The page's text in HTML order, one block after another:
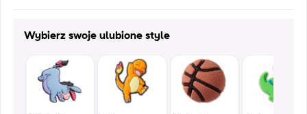
Wybierz swoje ulubione style